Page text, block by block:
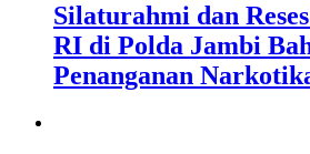
Silaturahmi dan
RI di Polda Jambi
Penanganan